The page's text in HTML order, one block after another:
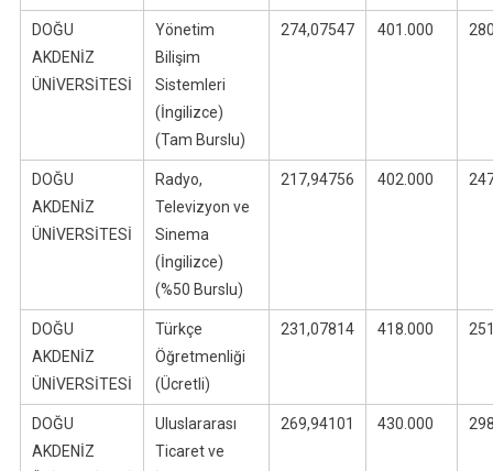
DOĞU
AKDENİZ
ÜNİVERSİTESİ
Yönetim
Bilişim
Sistemleri
(İngilizce)
(Tam Burslu)
274,07547 401.000
DOĞU
AKDENİZ
ÜNİVERSİTESİ
Radyo,
Televizyon ve
Sinema
(İngilizce)
(%50 Burslu)
217,94756 402.000
DOĞU
AKDENİZ
ÜNİVERSİTESİ
Türkçe
Öğretmenliği
(Ücretli)
231,07814 418.000
DOĞU
AKDENİZ
Uluslararası
Ticaret ve
269,94101 430.000